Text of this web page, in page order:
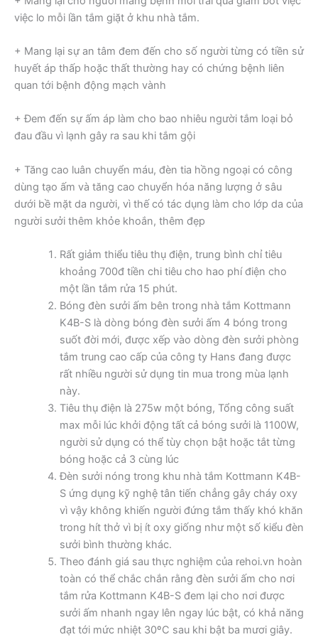
việc lo mỗi lần tắm giặt ở khu nhà tắm.
+ Mang lại sự an tâm đem đến cho số người từng có tiền sử
huyết áp thấp hoặc thất thường hay có chứng bệnh liên
quan tới bệnh động mạch vành
+ Đem đến sự ấm áp làm cho bao nhiêu người tắm loại bỏ
đau đầu vì lạnh gây ra sau khi tắm gội
+ Tăng cao luân chuyển máu, đèn tia hồng ngoại có công
dùng tạo ấm và tăng cao chuyển hóa năng lượng ở sâu
dưới bề mặt da người, vì thế có tác dụng làm cho lớp da của
người sưởi thêm khỏe khoắn, thêm đẹp
Rất giảm thiểu tiêu thụ điện, trung bình chỉ tiêu
khoảng 700đ tiền chi tiêu cho hao phí điện cho
một lần tắm rửa 15 phút.
Bóng đèn sưởi ấm bên trong nhà tắm Kottmann
K4B-S là dòng bóng đèn sưởi ấm 4 bóng trong
suốt đời mới, được xếp vào dòng đèn sưởi phòng
tắm trung cao cấp của công ty Hans đang được
rất nhiều người sử dụng tin mua trong mùa lạnh
này.
Tiêu thụ điện là 275w một bóng, Tổng công suất
max mỗi lúc khởi động tất cả bóng sưởi là 1100W,
người sử dụng có thể tùy chọn bật hoặc tắt từng
bóng hoặc cả 3 cùng lúc
Đèn sưởi nóng trong khu nhà tắm Kottmann K4B-
S ứng dụng kỹ nghệ tân tiến chẳng gây cháy oxy
vì vậy không khiến người đứng tắm thấy khó khăn
trong hít thở vì bị ít oxy giống như một số kiểu đèn
sưởi bình thường khác.
Theo đánh giá sau thực nghiệm của rehoi.vn hoàn
toàn có thể chắc chắn rằng đèn sưởi ấm cho nơi
tắm rửa Kottmann K4B-S đem lại cho nơi được
sưởi ấm nhanh ngay lên ngay lúc bật, có khả năng
đạt tới mức nhiệt 30ºC sau khi bật ba mươi giây.